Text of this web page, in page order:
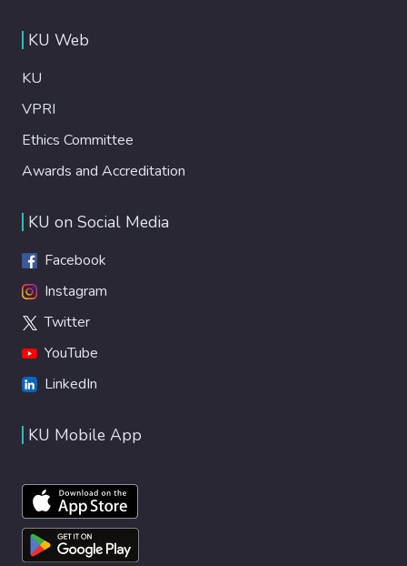
KU Web
KU
VPRI
Ethics Committee
Awards and Accreditation
KU on Social Media
Facebook
Instagram
Twitter
YouTube
LinkedIn
KU Mobile App